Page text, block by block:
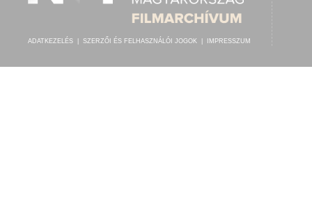
ADATKEZELÉS SZERZŐI ÉS FELHASZNÁLÓI JOGOK IMPRESSZUM